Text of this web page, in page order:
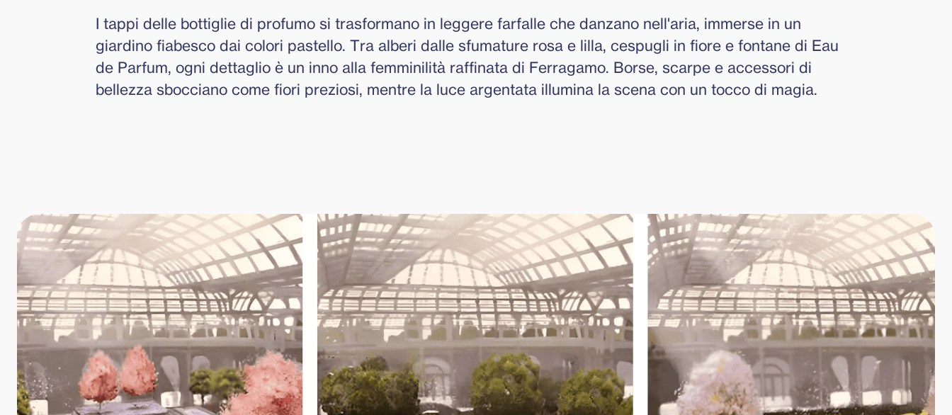
I tappi delle bottiglie di profumo si trasformano in leggere farfalle che danzano nell'aria, immerse in un
giardino fiabesco dai colori pastello. Tra alberi dalle sfumature rosa e lilla, cespugli in fiore e fontane di Eau
de Parfum, ogni dettaglio è un inno alla femminilità raffinata di Ferragamo. Borse, scarpe e accessori di
bellezza sbocciano come fiori preziosi, mentre la luce argentata illumina la scena con un tocco di magia.